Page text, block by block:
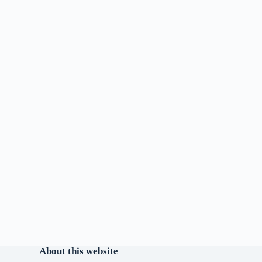
About this website